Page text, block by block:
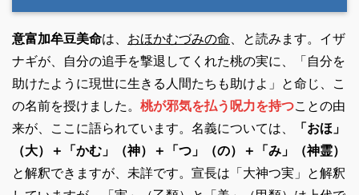
意富加牟豆美命は、 おほかむづみの命 、と読みます。イザ
ナギが、自分の追手を撃退してくれた桃の実に、「自分を
助けたように現世に生きる人間たちも助けよ」と命じ、こ
の名前を授けました。 桃が邪気を払う呪力を持つことの由
来が、ここに語られています。名義については、
「おほ」
（大）＋「かむ」（神）＋「つ」（の）＋「み」（神霊）
と解釈できますが、未詳です。宣長は「大神つ実」と解釈